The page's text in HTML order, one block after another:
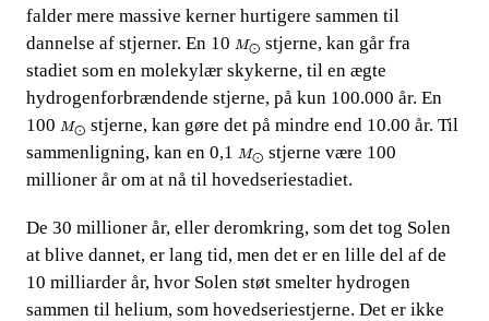
falder mere massive kerner hurtigere sammen til
dannelse af stjerner. En 10​​ M⨀
M⨀
​​ stjerne, kan går fra
stadiet som en molekylær skykerne, til en ægte
hydrogenforbrændende stjerne, på kun 100.000 år. En
100​​ M⨀
M⨀
​​ stjerne, kan gøre det på mindre end 10.00 år. Til
sammenligning, kan en 0,1​​ M⨀
M⨀
​​ stjerne være 100
millioner år om at nå til hovedseriestadiet.
De 30 millioner år, eller deromkring, som det tog Solen
at blive dannet, er lang tid, men det er en lille del af de
10 milliarder år, hvor Solen støt smelter hydrogen
sammen til helium, som hovedseriestjerne. Det er ikke